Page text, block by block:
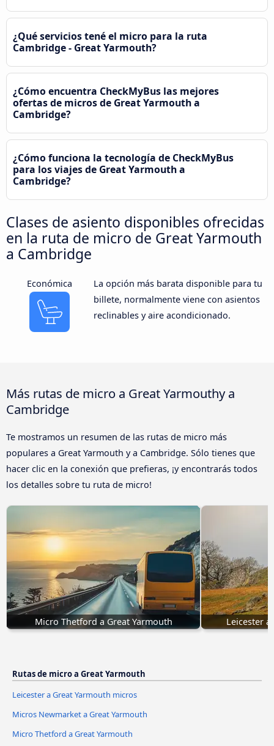
¿Qué servicios tené el micro para la ruta
Cambridge - Great Yarmouth?
¿Cómo encuentra CheckMyBus las mejores
ofertas de micros de Great Yarmouth a
Cambridge?
¿Cómo funciona la tecnología de CheckMyBus
para los viajes de Great Yarmouth a
Cambridge?
Clases de asiento disponibles ofrecidas
en la ruta de micro de Great Yarmouth
a Cambridge
Económica
La opción más barata disponible para tu
billete, normalmente viene con asientos
reclinables y aire acondicionado.
Más rutas de micro a Great Yarmouthy a
Cambridge
Te mostramos un resumen de las rutas de micro más
populares a Great Yarmouth y a Cambridge. Sólo tienes que
hacer clic en la conexión que prefieras, ¡y encontrarás todos
los detalles sobre tu ruta de micro!
Micro Thetford a Great Yarmouth Leicester
Rutas de micro a Great Yarmouth
Leicester a Great Yarmouth micros
Micros Newmarket a Great Yarmouth
Micro Thetford a Great Yarmouth